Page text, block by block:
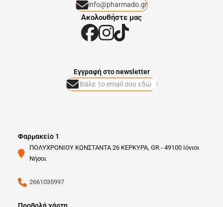
info@pharmado.gr
Ακολουθήστε μας
Φαρμακείο 1
ΠΟΛΥΧΡΟΝΙΟΥ ΚΩΝΣΤΑΝΤΑ 26 ΚΕΡΚΥΡΑ, GR - 49100 Ιόνιοι
Νήσοι
2661035997
Eγγραφή στο newsletter